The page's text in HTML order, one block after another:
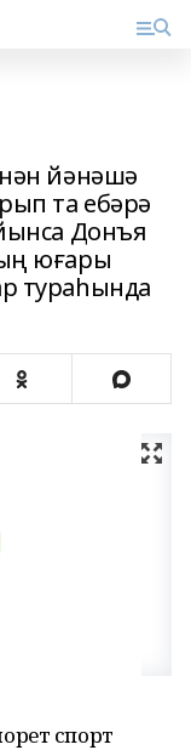
йәнәшә
та ебәрә
Донъя
юғары
тураһында
спорт